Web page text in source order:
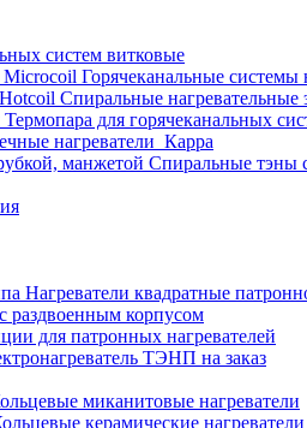
систем витковые
Горячеканальные системы
Спиральные нагревательные
Термопара для горячеканальных
нагреватели_Карра
Спиральные тэны
Нагреватели квадратные
корпусом
для патронных нагревателей
ТЭНП на заказ
миканитовые нагреватели
керамические нагреватели